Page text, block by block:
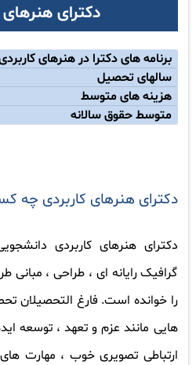
دکترای هنرهای
برنامه های دکترا در هنرهای
سالهای تحصیل
هزینه های متوسط
متوسط ​​حقوق سالانه
دکترای هنرهای کاربردی چه
دکترای هنرهای کاربردی
گرافیک رایانه ای ، طراحی ،
را خوانده است. فارغ التحصیلان
هایی مانند عزم و تعهد ، توسعه
ارتباطی تصویری خوب ، مهارت های